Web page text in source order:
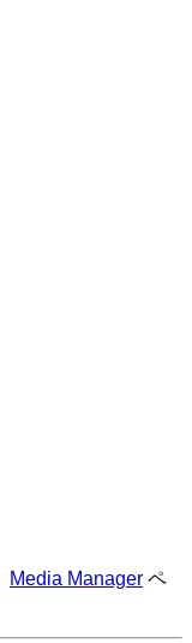
Media Manager ペ